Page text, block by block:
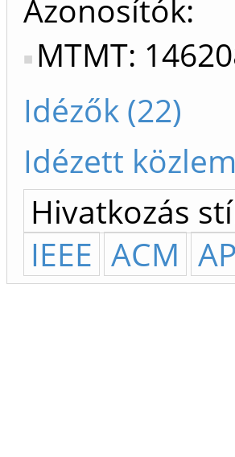
Azonosítók
MTMT:
Idézők (22)
Idézett
Hivatkozás
IEEE ACM